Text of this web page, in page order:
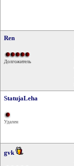
Ren
Долгожитель
StatujaLeha
Удален
gvk